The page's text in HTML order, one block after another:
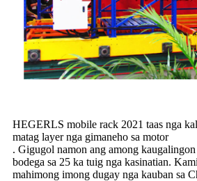
HEGERLS mobile rack 2021 taas nga
matag layer nga gimaneho sa motor
. Gigugol namon ang among kaugalingon
bodega sa 25 ka tuig nga kasinatian.
mahimong imong dugay nga kauban sa